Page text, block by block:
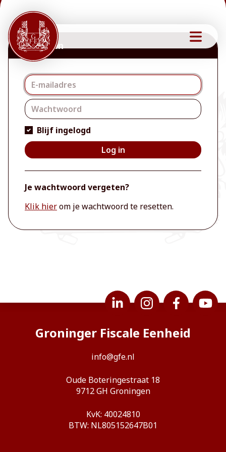
Inloggen
Inloggen
Blijf ingelogd
Log in
Je wachtwoord vergeten?
Klik hierom je wachtwoord te resetten.
Groninger Fiscale Eenheid
info@gfe.nl
Oude Boteringestraat 18
9712 GH Groningen
KvK: 40024810
BTW: NL805152647B01